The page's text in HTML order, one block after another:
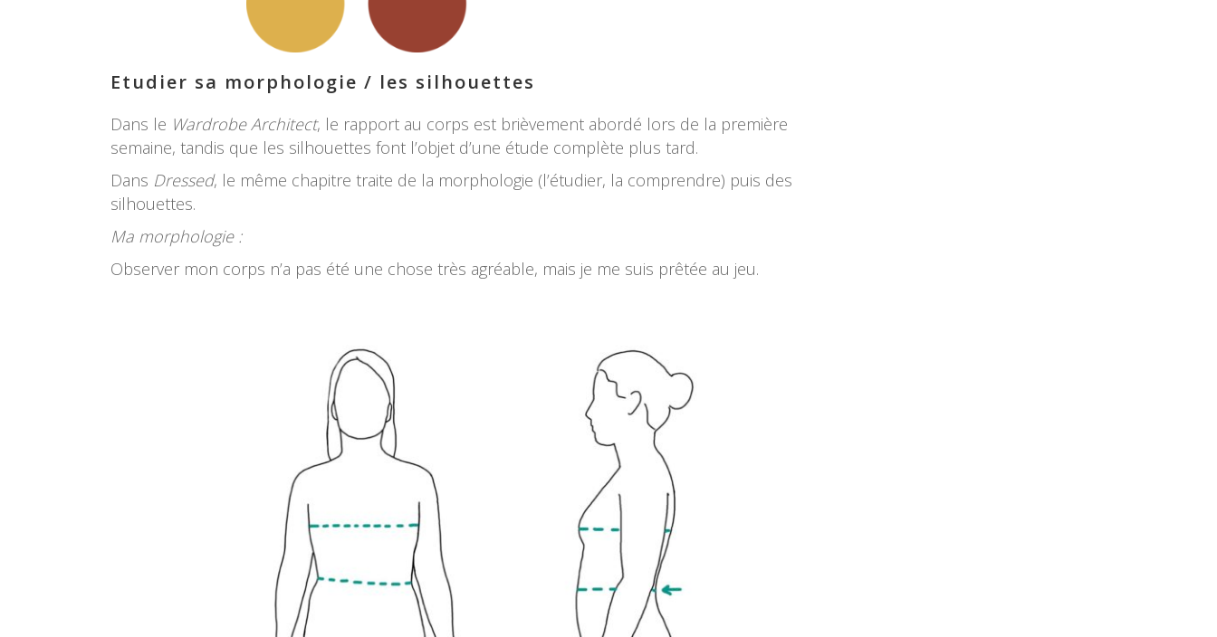
Etudier sa morphologie / les silhouettes
Dans le Wardrobe Architect, le rapport au corps est brièvement abordé lors de la première
semaine, tandis que les silhouettes font l’objet d’une étude complète plus tard.
Dans Dressed, le même chapitre traite de la morphologie (l’étudier, la comprendre) puis des
silhouettes.
Ma morphologie :
Observer mon corps n’a pas été une chose très agréable, mais je me suis prêtée au jeu.